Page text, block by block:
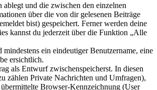
und die zwischen den einzelnen
über die von dir gelesenen Beiträge
bist) gespeichert. Ferner werden deine
kannst du jederzeit über die Funktion „Alle
ein eindeutiger Benutzername, eine
ersichtlich.
als Entwurf zwischenspeicherst. In diesen
zählen Private Nachrichten und Umfragen),
Browser-Kennzeichnung (User